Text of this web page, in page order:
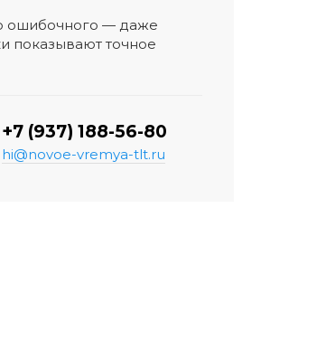
ошибочного — даже
показывают точное
+7 (937) 188-56-80
hi@novoe-vremya-tlt.ru